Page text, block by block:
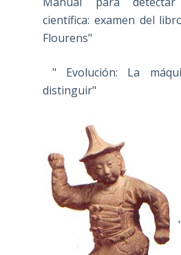
científica: examen del
Flourens"
" Evolución: La
distinguir"